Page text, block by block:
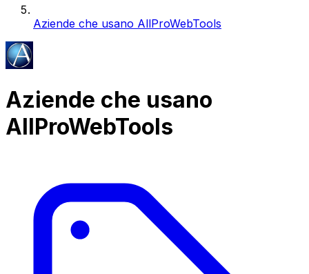
Aziende che usano AllProWebTools
Aziende che usano
AllProWebTools